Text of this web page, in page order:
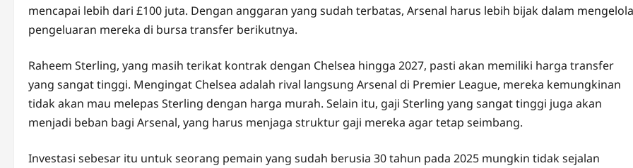
mencapai lebih dari £100 juta. Dengan anggaran yang sudah terbatas, Arsenal harus lebih bijak dalam mengelola
pengeluaran mereka di bursa transfer berikutnya.
Raheem Sterling, yang masih terikat kontrak dengan Chelsea hingga 2027, pasti akan memiliki harga transfer
yang sangat tinggi. Mengingat Chelsea adalah rival langsung Arsenal di Premier League, mereka kemungkinan
tidak akan mau melepas Sterling dengan harga murah. Selain itu, gaji Sterling yang sangat tinggi juga akan
menjadi beban bagi Arsenal, yang harus menjaga struktur gaji mereka agar tetap seimbang.
Investasi sebesar itu untuk seorang pemain yang sudah berusia 30 tahun pada 2025 mungkin tidak sejalan